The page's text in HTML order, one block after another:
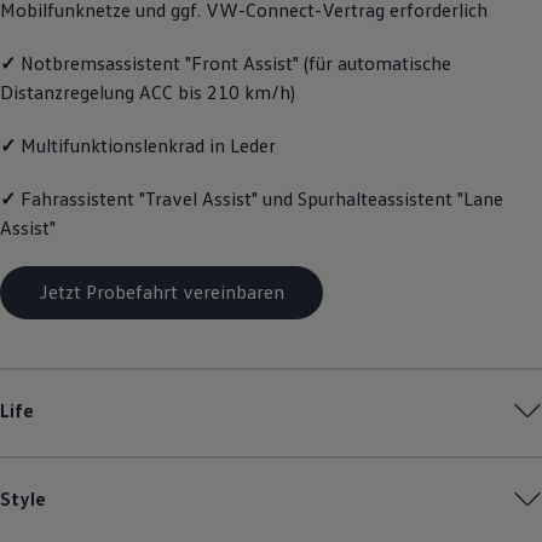
Magazin
Transport
Familie
Pannen- und Unfallhilfe
Mobilfunknetze und ggf. VW-Connect-Vertrag erforderlich
✓ Notbremsassistent "Front Assist" (für automatische
Distanzregelung ACC bis 210 km/h)
✓ Multifunktionslenkrad in Leder
✓ Fahrassistent "Travel Assist" und Spurhalteassistent "Lane
Assist"
Jetzt Probefahrt vereinbaren
Life
Style